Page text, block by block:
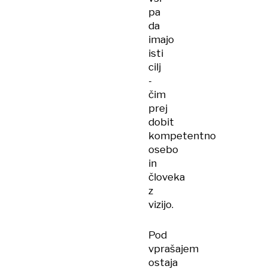
pa
da
imajo
isti
cilj
-
čim
prej
dobit
kompetentno
osebo
in
človeka
z
vizijo.
Pod
vprašajem
ostaja